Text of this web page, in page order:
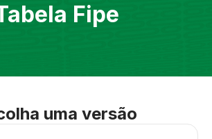
Fipe
uma versão